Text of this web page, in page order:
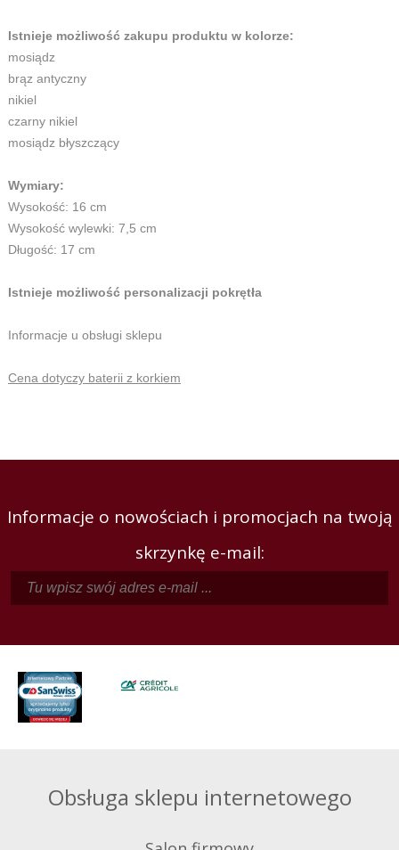
Istnieje możliwość zakupu produktu w kolorze:
mosiądz
brąz antyczny
nikiel
czarny nikiel
mosiądz błyszczący
Wymiary:
Wysokość: 16 cm
Wysokość wylewki: 7,5 cm
Długość: 17 cm
Istnieje możliwość personalizacji pokrętła
Informacje u obsługi sklepu
Cena dotyczy baterii z korkiem
Informacje o nowościach i promocjach na twoją
skrzynkę e-mail:
Obsługa sklepu internetowego